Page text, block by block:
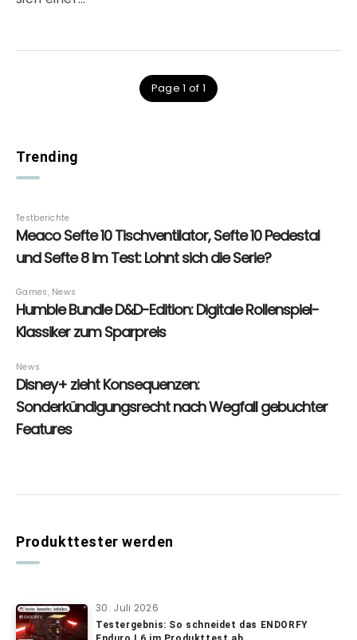
Page 1 of 1
Trending
Produkttester werden
30. Juli 2026
Testergebnis: So schneidet das ENDORFY